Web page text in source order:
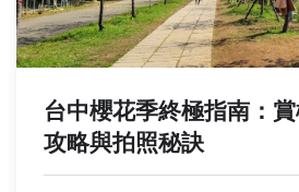
台中櫻花季終極指南：
攻略與拍照秘訣